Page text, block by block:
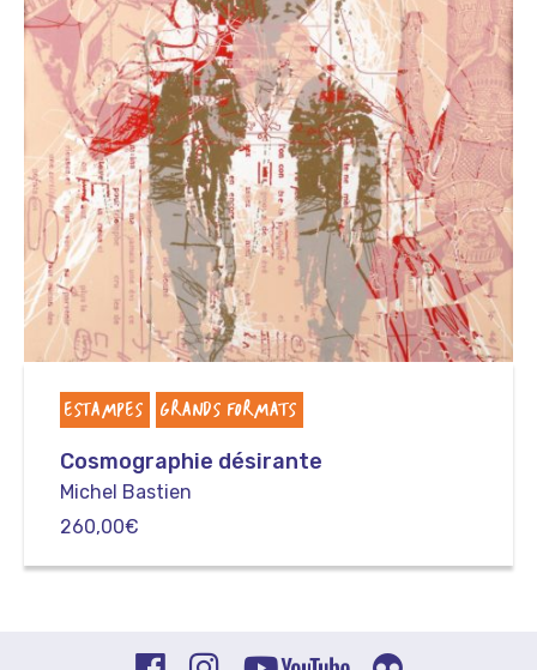
ESTAMPES GRANDS FORMATS
Cosmographie désirante
Michel Bastien
260,00€